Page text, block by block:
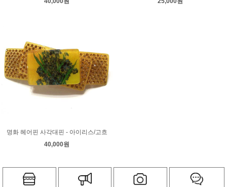
명화 헤어핀 사각대핀 - 아이리스/고흐
40,000원